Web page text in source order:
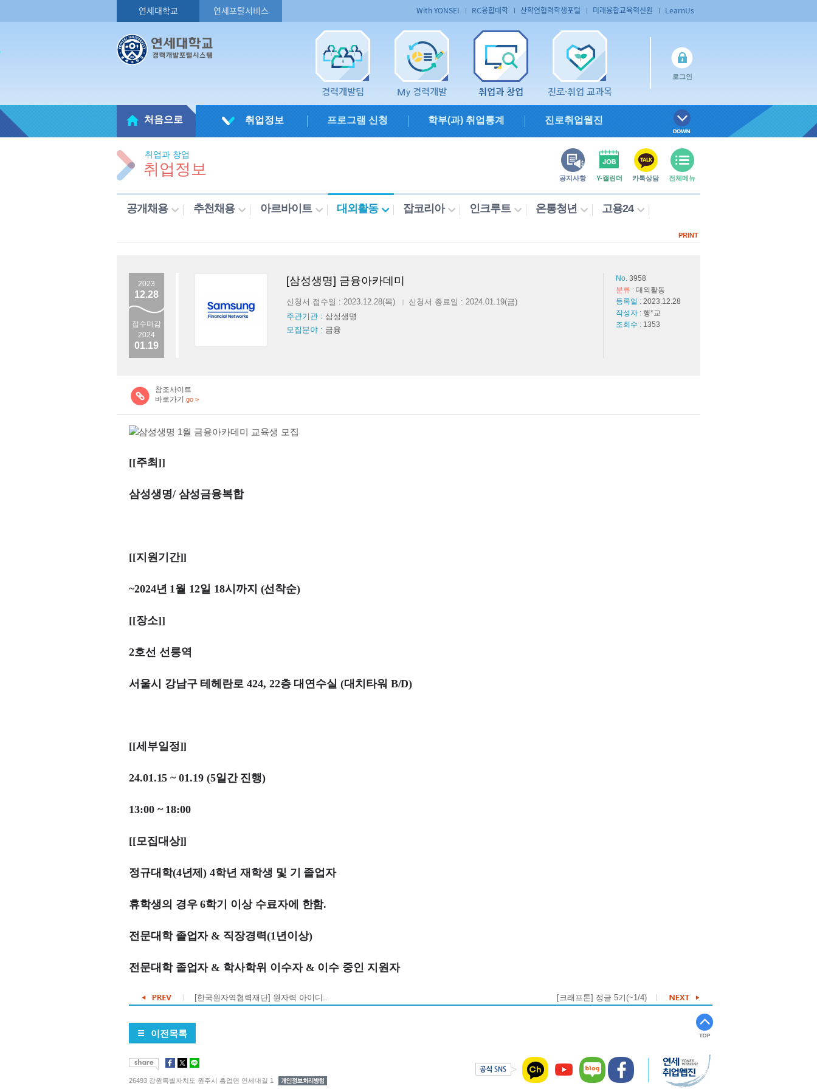
연세대학교 연세포탈서비스 LearnUs
미래융합교육혁신원
산학연협력학생포털
RC융합대학
With YONSEI
로그인
진로·취업 교과목
취업과 창업
My 경력개발
경력개발팀
처음으로 취업정보 프로그램 신청 학부(과) 취업통계 진로취업웹진
취업과 창업
취업정보 전체메뉴
카톡상담
Y-캘린더
공지사항
공개채용 추천채용 아르바이트 대외활동 잡코리아 인크루트 온통청년 고용24
PRINT
2023
12.28
접수마감
2024
01.19
[삼성생명] 금융아카데미
신청서 접수일 : 2023.12.28(목) |
신청서 종료일 : 2024.01.19(금)
주관기관 : 삼성생명
모집분야 : 금융
No. 3958
분류 : 대외활동
등록일 : 2023.12.28
작성자 : 행*교
조회수 : 1353
참조사이트
바로가기
go >
[[주최]]
삼성생명/ 삼성금융복합
[[지원기간]]
~2024년 1월 12일 18시까지 (선착순)
[[장소]]
2호선 선릉역
서울시 강남구 테헤란로 424, 22층 대연수실 (대치타워 B/D)
[[세부일정]]
24.01.15 ~ 01.19 (5일간 진행)
13:00 ~ 18:00
[[모집대상]]
정규대학(4년제) 4학년 재학생 및 기 졸업자
휴학생의 경우 6학기 이상 수료자에 한함.
전문대학 졸업자 & 직장경력(1년이상)
전문대학 졸업자 & 학사학위 이수자 & 이수 중인 지원자
[한국원자역협력재단] 원자력 아이디.. [크래프톤] 정글 5기(~1/4)
이전목록
26493 강원특별자치도 원주시 흥업면 연세대길 1